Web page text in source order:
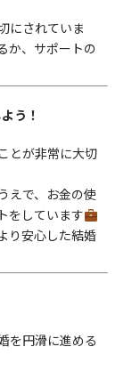
にされていま
か、サポートの
う！
とが非常に大切
えで、お金の使
をしています
り安心した結婚
を円滑に進める